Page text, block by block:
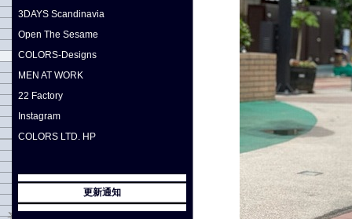
3DAYS Scandinavia
Open The Sesame
COLORS-Designs
MEN AT WORK
22 Factory
Instagram
COLORS LTD. HP
更新通知